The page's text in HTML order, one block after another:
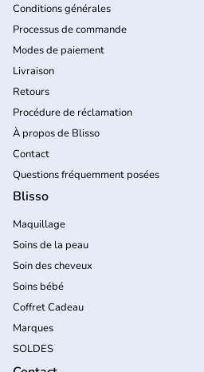
Conditions générales
Processus de commande
Modes de paiement
Livraison
Retours
Procédure de réclamation
À propos de Blisso
Contact
Questions fréquemment posées
Blisso
Maquillage
Soins de la peau
Soin des cheveux
Soins bébé
Coffret Cadeau
Marques
SOLDES